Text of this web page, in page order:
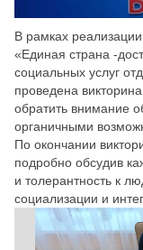
В рамках
«Единая страна -
социальных услуг
проведена
обратить внимание
органичными
По окончании
подробно обсудив
и толерантность к
социализации и